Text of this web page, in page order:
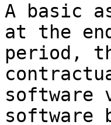
A basic
at the
period,
software
software